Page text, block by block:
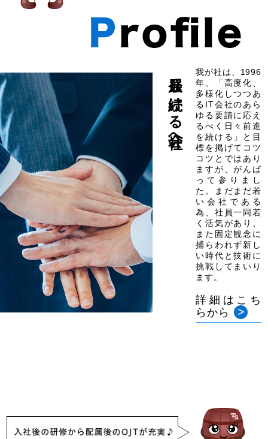
発展し続ける会社へ
我が社は、1996
年、「高度化、
多様化しつつあ
るIT会社のあら
ゆる要請に応え
るべく日々前進
を続ける」と目
標を掲げてコツ
コツとではあり
ますが、がんば
って参りまし
た。まだまだ若
い会社である
為、社員一同若
く活気があり、
また固定観念に
捕らわれず新し
い時代と技術に
挑戦してまいり
ます。
詳細はこち
らから